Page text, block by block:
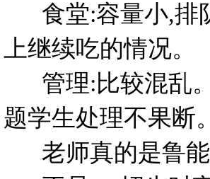
食堂:容量小,排
上继续吃的情况。
管理:比较混乱。
题学生处理不果断
老师真的是鲁能